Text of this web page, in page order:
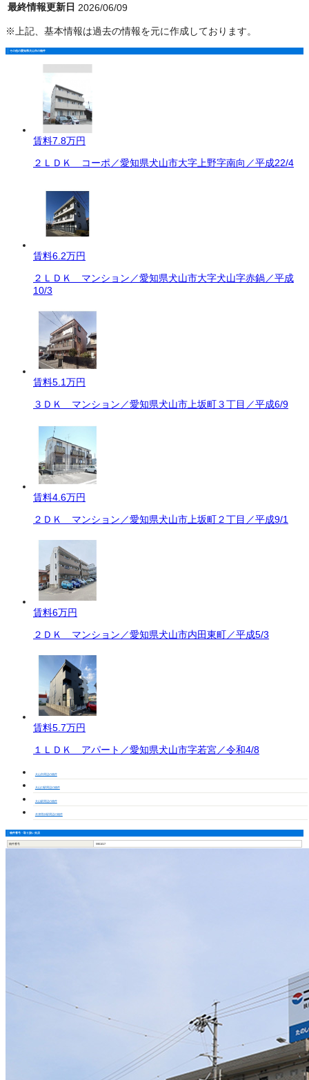
最終情報更新日 2026/06/09
※上記、基本情報は過去の情報を元に作成しております。
その他の愛知県犬山市の物件
賃料7.8万円
２ＬＤＫ コーポ／愛知県犬山市大字上野字南向／平成22/4
賃料6.2万円
２ＬＤＫ マンション／愛知県犬山市大字犬山字赤鍋／平成
10/3
賃料5.1万円
３ＤＫ マンション／愛知県犬山市上坂町３丁目／平成6/9
賃料4.6万円
２ＤＫ マンション／愛知県犬山市上坂町２丁目／平成9/1
賃料6万円
２ＤＫ マンション／愛知県犬山市内田東町／平成5/3
賃料5.7万円
１ＬＤＫ アパート／愛知県犬山市字若宮／令和4/8
犬山市周辺の物件
犬山口駅周辺の物件
犬山駅周辺の物件
木津用水駅周辺の物件
物件番号・取り扱い支店
物件番号 5901017